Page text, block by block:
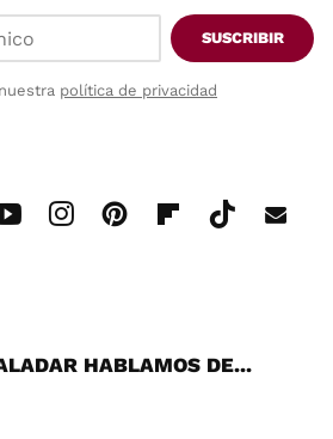
SUSCRIBIR
política de privacidad
HABLAMOS DE...